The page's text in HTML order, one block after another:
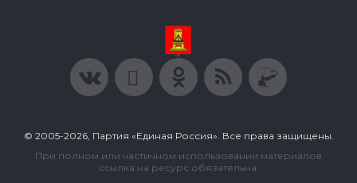
© 2005-2026, Партия «Единая Россия». Все права защищены.
При полном или частичном использовании материалов
ссылка на ресурс обязательна.